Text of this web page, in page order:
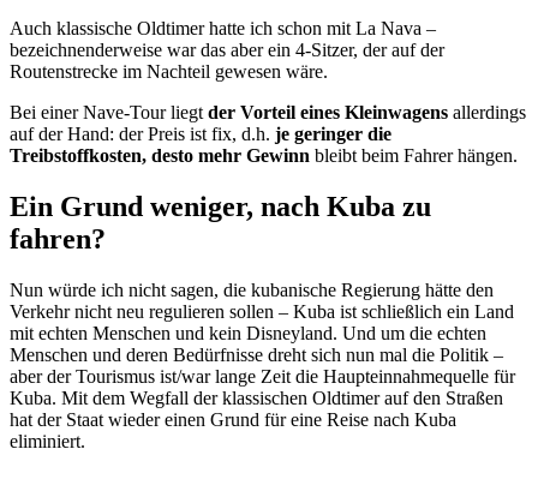
Auch klassische Oldtimer hatte ich schon mit La Nava –
bezeichnenderweise war das aber ein 4-Sitzer, der auf der
Routenstrecke im Nachteil gewesen wäre.
Bei einer Nave-Tour liegt der Vorteil eines Kleinwagens allerdings
auf der Hand: der Preis ist fix, d.h. je geringer die
Treibstoffkosten, desto mehr Gewinn bleibt beim Fahrer hängen.
Ein Grund weniger, nach Kuba zu
fahren?
Nun würde ich nicht sagen, die kubanische Regierung hätte den
Verkehr nicht neu regulieren sollen – Kuba ist schließlich ein Land
mit echten Menschen und kein Disneyland. Und um die echten
Menschen und deren Bedürfnisse dreht sich nun mal die Politik –
aber der Tourismus ist/war lange Zeit die Haupteinnahmequelle für
Kuba. Mit dem Wegfall der klassischen Oldtimer auf den Straßen
hat der Staat wieder einen Grund für eine Reise nach Kuba
eliminiert.